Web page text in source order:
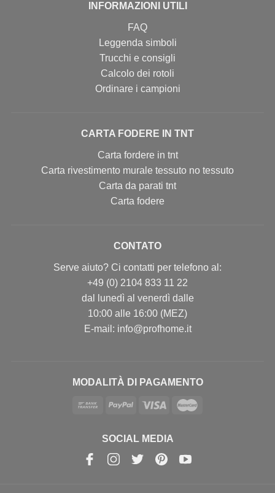
INFORMAZIONI UTILI
FAQ
Leggenda simboli
Trucchi e consigli
Calcolo dei rotoli
Ordinare i campioni
CARTA FODERE IN TNT
Carta fordere in tnt
Carta rivestimento murale tessuto no tessuto
Carta da parati tnt
Carta fodere
CONTATO
Serve aiuto? Ci contatti per telefono al:
+49 (0) 2104 833 11 22
dal lunedì al venerdì dalle
10:00 alle 16:00 (MEZ)
E-mail: info@profhome.it
MODALITÀ DI PAGAMENTO
SOCIAL MEDIA